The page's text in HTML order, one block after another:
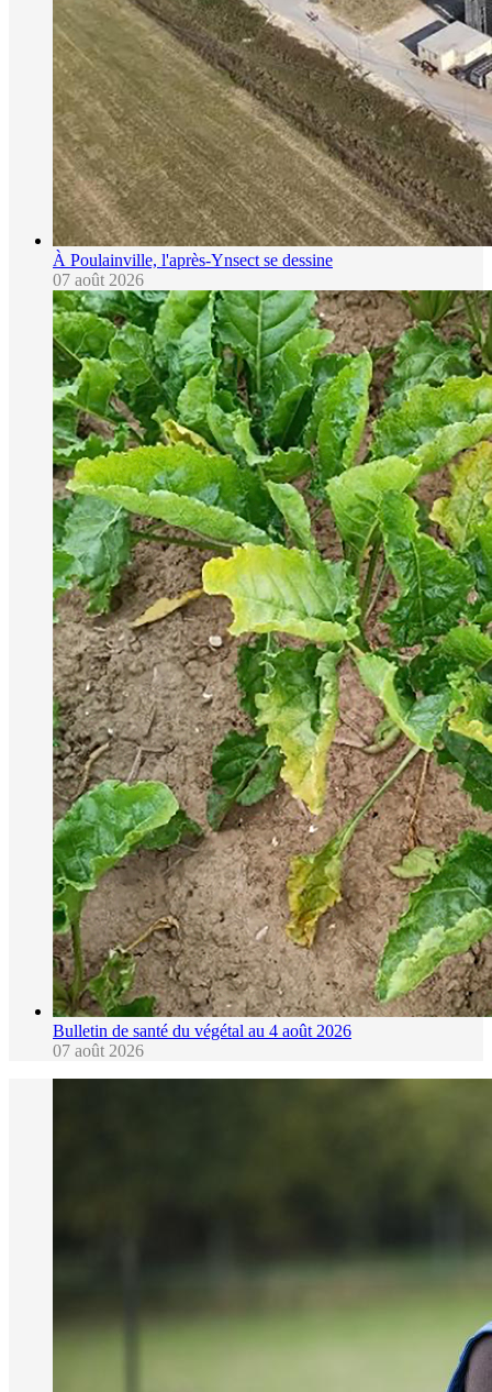
À Poulainville, l'après-Ynsect se dessine
07 août 2026
Bulletin de santé du végétal au 4 août 2026
07 août 2026